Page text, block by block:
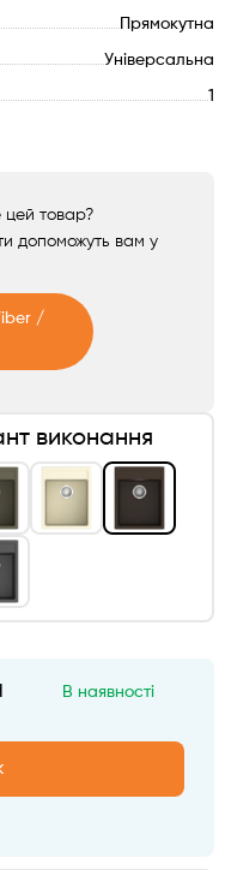
Прямокутна
Універсальна
1
цей товар?
допоможуть вам у
/
В наявності
виконання